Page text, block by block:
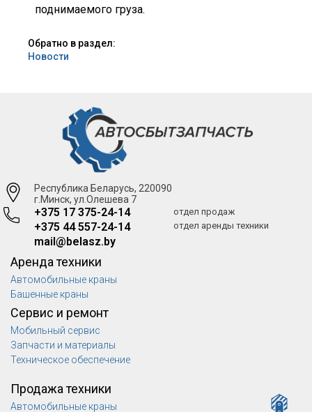
поднимаемого груза.
Обратно в раздел:
Новости
Республика Беларусь, 220090
г.Минск, ул.Олешева 7
+375 17 375-24-14
+375 44 557-24-14
mail@belasz.by
отдел продаж
отдел аренды техники
Аренда техники
Автомобильные краны
Башенные краны
Сервис и ремонт
Мобильный сервис
Запчасти и материалы
Техническое обеспечение
Продажа техники
Автомобильные краны